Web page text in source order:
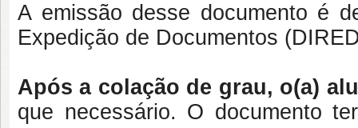
A emissão desse documento é
Expedição de Documentos
Após a colação de grau, o(a)
que necessário. O documento